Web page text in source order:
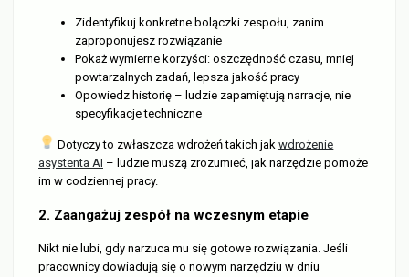
Zidentyfikuj konkretne bolączki zespołu, zanim
zaproponujesz rozwiązanie
Pokaż wymierne korzyści: oszczędność czasu, mniej
powtarzalnych zadań, lepsza jakość pracy
Opowiedz historię – ludzie zapamiętują narracje, nie
specyfikacje techniczne
Dotyczy to zwłaszcza wdrożeń takich jakwdrożenie
asystenta AI – ludzie muszą zrozumieć, jak narzędzie pomoże
im w codziennej pracy.
2. Zaangażuj zespół na wczesnym etapie
Nikt nie lubi, gdy narzuca mu się gotowe rozwiązania. Jeśli
pracownicy dowiadują się o nowym narzędziu w dniu